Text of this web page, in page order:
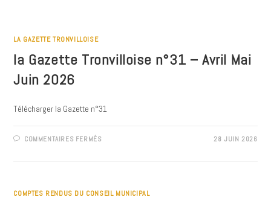
LA GAZETTE TRONVILLOISE
la Gazette Tronvilloise n°31 – Avril Mai
Juin 2026
Télécharger la Gazette n°31
COMMENTAIRES FERMÉSSUR
MAI
28 JUIN 2026
COMPTES RENDUS DU CONSEIL MUNICIPAL